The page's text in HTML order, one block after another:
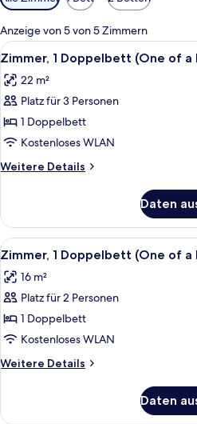
Filter
für
Zimmer
Anzeige von 5 von 5 Zimmern
Alle
Fotos
für
Zimmer,
1
Doppelbett
(One
of
Kind
Plus
Bigger)
anzeigen
8
Zimmer, 1 Doppelbett (One of a
22 m²
Platz für 3 Personen
1 Doppelbett
Kostenloses WLAN
Weitere Details
Weitere
1
Doppelbett
(One
a
Kind
Bigger)
Daten
Alle
Fotos
für
Zimmer,
1
Doppelbett
(One
of
Kind)
6
Zimmer, 1 Doppelbett (One of a
16 m²
Platz für 2 Personen
1 Doppelbett
Kostenloses WLAN
Weitere Details
Weitere
1
Daten